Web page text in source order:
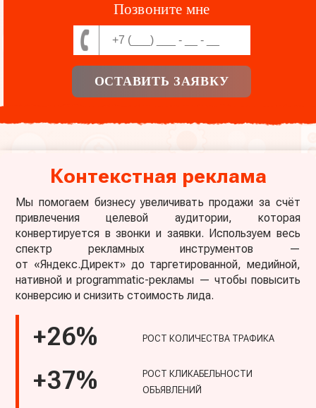
Позвоните мне
ОСТАВИТЬ ЗАЯВКУ
Контекстная реклама
Мы помогаем бизнесу увеличивать продажи за счёт
привлечения целевой аудитории, которая
конвертируется в звонки и заявки. Используем весь
спектр рекламных инструментов —
от «Яндекс.Директ» до таргетированной, медийной,
нативной и programmatic-рекламы — чтобы повысить
конверсию и снизить стоимость лида.
+26% Рост количества трафика
+37%
Рост кликабельности
объявлений